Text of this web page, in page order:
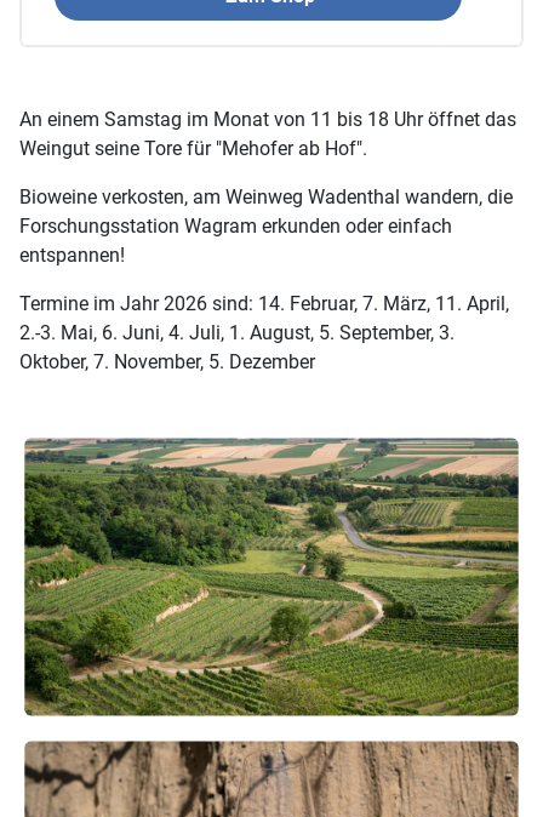
An einem Samstag im Monat von 11 bis 18 Uhr öffnet das
Weingut seine Tore für "Mehofer ab Hof".
Bioweine verkosten, am Weinweg Wadenthal wandern, die
Forschungsstation Wagram erkunden oder einfach
entspannen!
Termine im Jahr 2026 sind: 14. Februar, 7. März, 11. April,
2.-3. Mai, 6. Juni, 4. Juli, 1. August, 5. September, 3.
Oktober, 7. November, 5. Dezember